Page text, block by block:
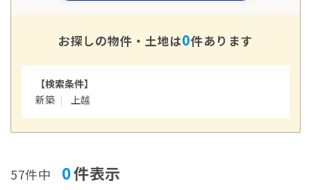
お探しの物件・土地は0件あります
【検索条件】
新築
上越
57件中 0件表示